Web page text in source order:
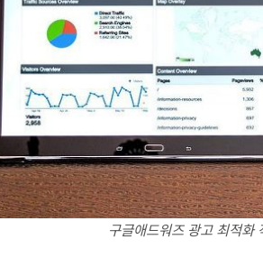
구글애드워즈 광고 최적화